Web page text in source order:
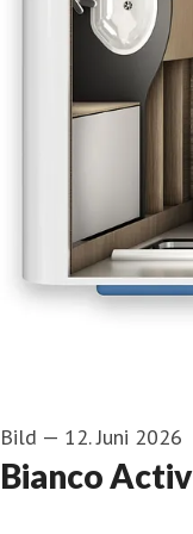
Bild — 12. Juni 2026
Bianco